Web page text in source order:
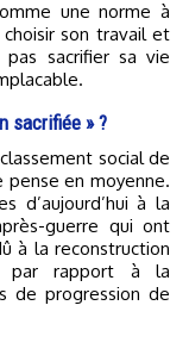
une norme à
son travail et
sacrifier sa vie
sacrifiée » ?
social de
pense en moyenne.
d’aujourd’hui à la
guerre qui ont
à la reconstruction
par rapport à la
de progression de